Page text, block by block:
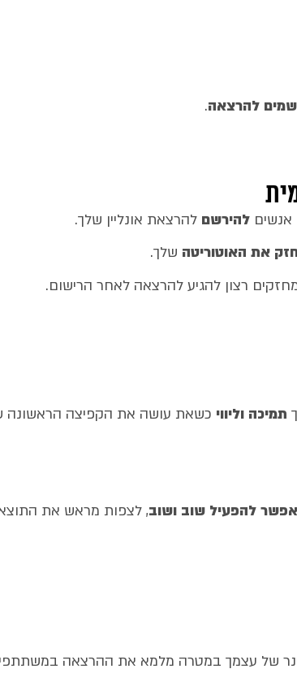
להרצאה.
אנשים להירשם להרצאת אונליין שלך.
את האוטוריטה שלך.
רצון להגיע להרצאה לאחר הרישום.
תמיכה וליווי כשאת עושה את הקפיצה הראשונה
להפעיל שוב ושוב, לצפות מראש את
של עצמך במטרה מלמא את ההרצאה